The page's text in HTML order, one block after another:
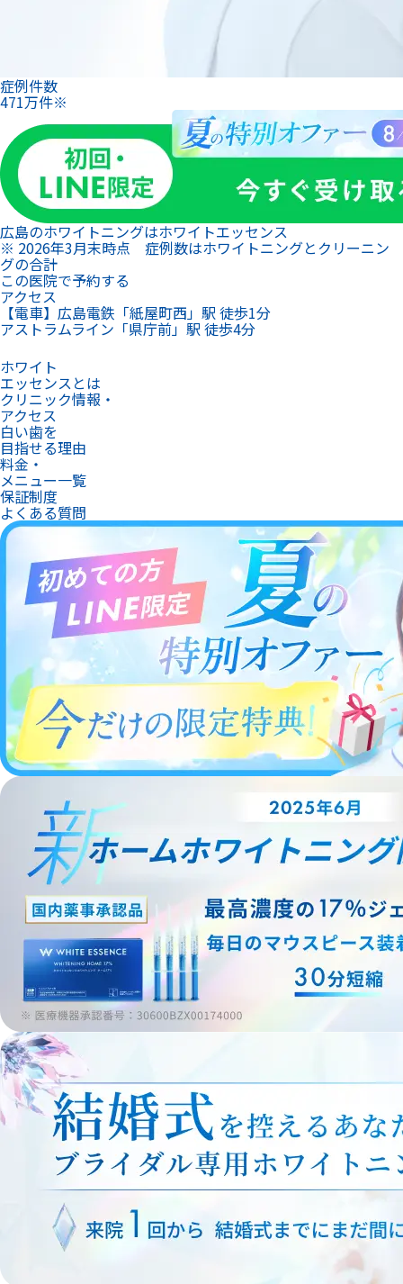
症例件数
471万件※
広島のホワイトニングはホワイトエッセンス
※ 2026年3月末時点 症例数はホワイトニングとクリーニン
グの合計
この医院で予約する
アクセス
【電車】広島電鉄「紙屋町西」駅 徒歩1分
アストラムライン「県庁前」駅 徒歩4分
ホワイト
エッセンスとは
クリニック情報・
アクセス
白い歯を
目指せる理由
料金・
メニュー一覧
保証制度
よくある質問